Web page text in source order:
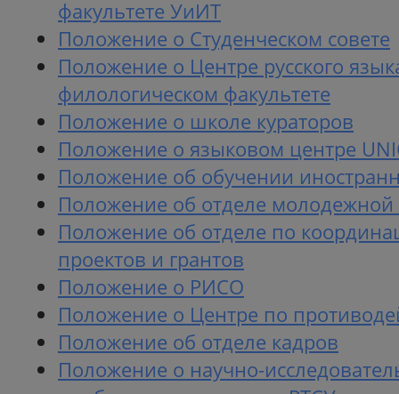
факультете УиИТ
Положение о Студенческом совете
Положение о Центре русского
филологическом факультете
Положение о школе кураторов
Положение о языковом центре
Положение об обучении
Положение об отделе молодежной
Положение об отделе по
проектов и грантов
Положение о РИСО
Положение о Центре по
Положение об отделе кадров
Положение о научно-